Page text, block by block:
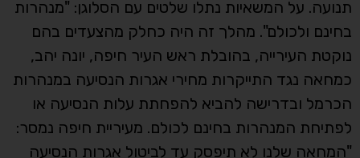
תנועה. על המשאיות נתלו שלטים עם הסלוגן: "מנהרות
בחינם ולכולם". מהלך זה היה כחלק מהצעדים בהם
נוקטת העירייה, בהובלת ראש העיר חיפה, יונה יהב,
כמחאה נגד התייקרות מחירי אגרות הנסיעה במנהרות
הכרמל ובדרישה להביא להפחתת עלות הנסיעה או
לפתיחת המנהרות בחינם לכולם. מעיריית חיפה נמסר:
"המחאה שלנו לא תיפסק עד לביטול אגרות הנסיעה